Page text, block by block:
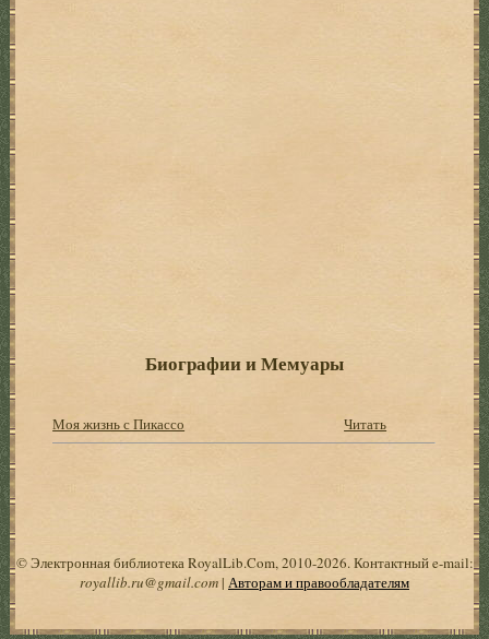
Биографии и Мемуары
Моя жизнь с Пикассо Читать
© Электронная библиотека RoyalLib.Com, 2010-2026. Контактный e-mail:
royallib.ru@gmail.com| Авторам и правообладателям